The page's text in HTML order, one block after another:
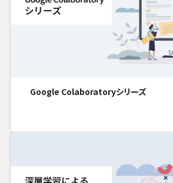
Google Colaboratoryシリーズ